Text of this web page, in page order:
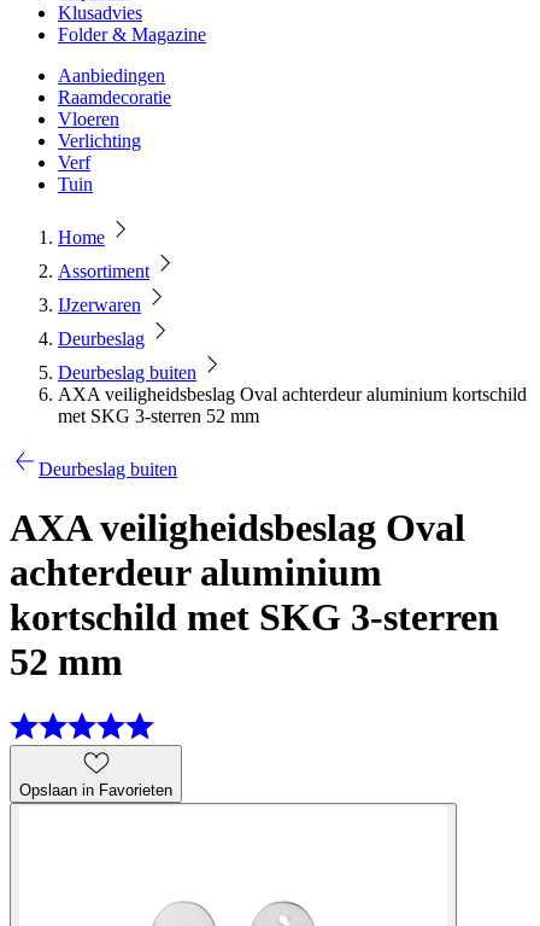
Klusadvies
Folder & Magazine
Aanbiedingen
Raamdecoratie
Vloeren
Verlichting
Verf
Tuin
Home
Assortiment
IJzerwaren
Deurbeslag
Deurbeslag buiten
AXA veiligheidsbeslag Oval achterdeur aluminium kortschild
met SKG 3-sterren 52 mm
Deurbeslag buiten
AXA veiligheidsbeslag Oval
achterdeur aluminium
kortschild met SKG 3-sterren
52 mm
Opslaan in Favorieten